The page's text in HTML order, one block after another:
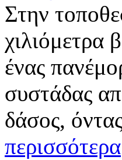
Στην
χιλιόμετρα
ένας
συστάδας
δάσος,
περισσότερα